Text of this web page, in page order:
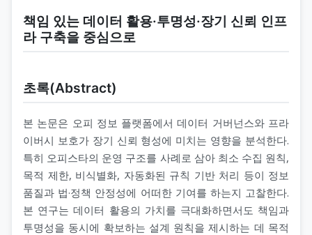
책임 있는 데이터 활용·투명성·장기 신뢰 인프
라 구축을 중심으로
초록(Abstract)
본 논문은 오피 정보 플랫폼에서 데이터 거버넌스와 프라
이버시 보호가 장기 신뢰 형성에 미치는 영향을 분석한다.
특히 오피스타의 운영 구조를 사례로 삼아 최소 수집 원칙,
목적 제한, 비식별화, 자동화된 규칙 기반 처리 등이 정보
품질과 법·정책 안정성에 어떠한 기여를 하는지 고찰한다.
본 연구는 데이터 활용의 가치를 극대화하면서도 책임과
투명성을 동시에 확보하는 설계 원칙을 제시하는 데 목적